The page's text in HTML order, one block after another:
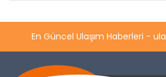
En Güncel Ulaşım Haberleri -